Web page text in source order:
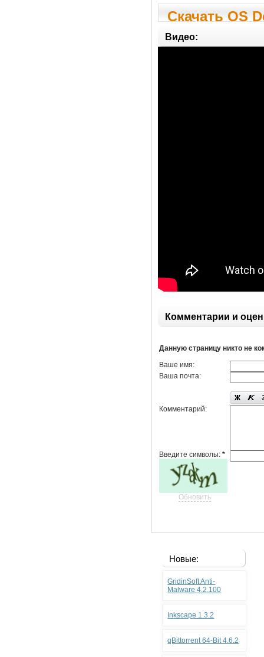
Скачать OS
Видео:
Комментарии и
Данную страницу никто не
Ваше имя:
Ваша почта:
Комментарий:
Введите символы:*
Обновить
Новые:
GridinSoft Anti-
Malware 4.2.100
Inkscape 1.3.2
qBittorrent 64-Bit 4.6.2